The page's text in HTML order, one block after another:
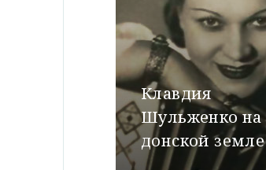
Клавдия
Шульженко на
донской земле